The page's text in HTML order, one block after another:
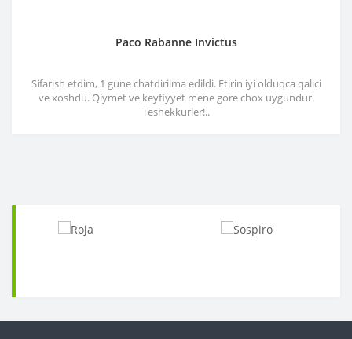
Paco Rabanne Invictus
Sifarish etdim, 1 gune chatdirilma edildi. Etirin iyi olduqca qalici
ve xoshdu. Qiymet ve keyfiyyet mene gore chox uygundur.
Teshekkurler!..